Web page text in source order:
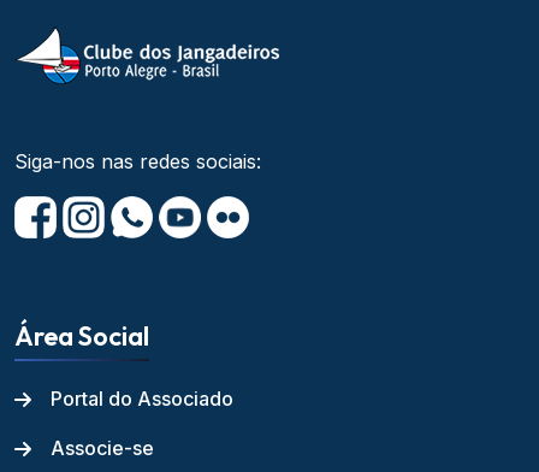
Siga-nos nas redes sociais:
Área Social
Portal do Associado
Associe-se